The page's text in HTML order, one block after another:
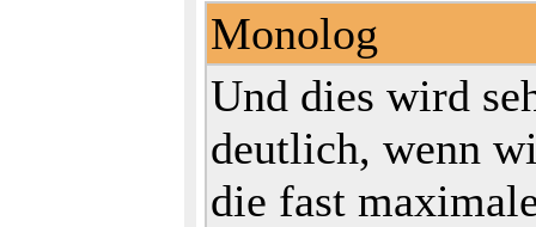
Monolog
Und dies wird
deutlich, wenn
die fast